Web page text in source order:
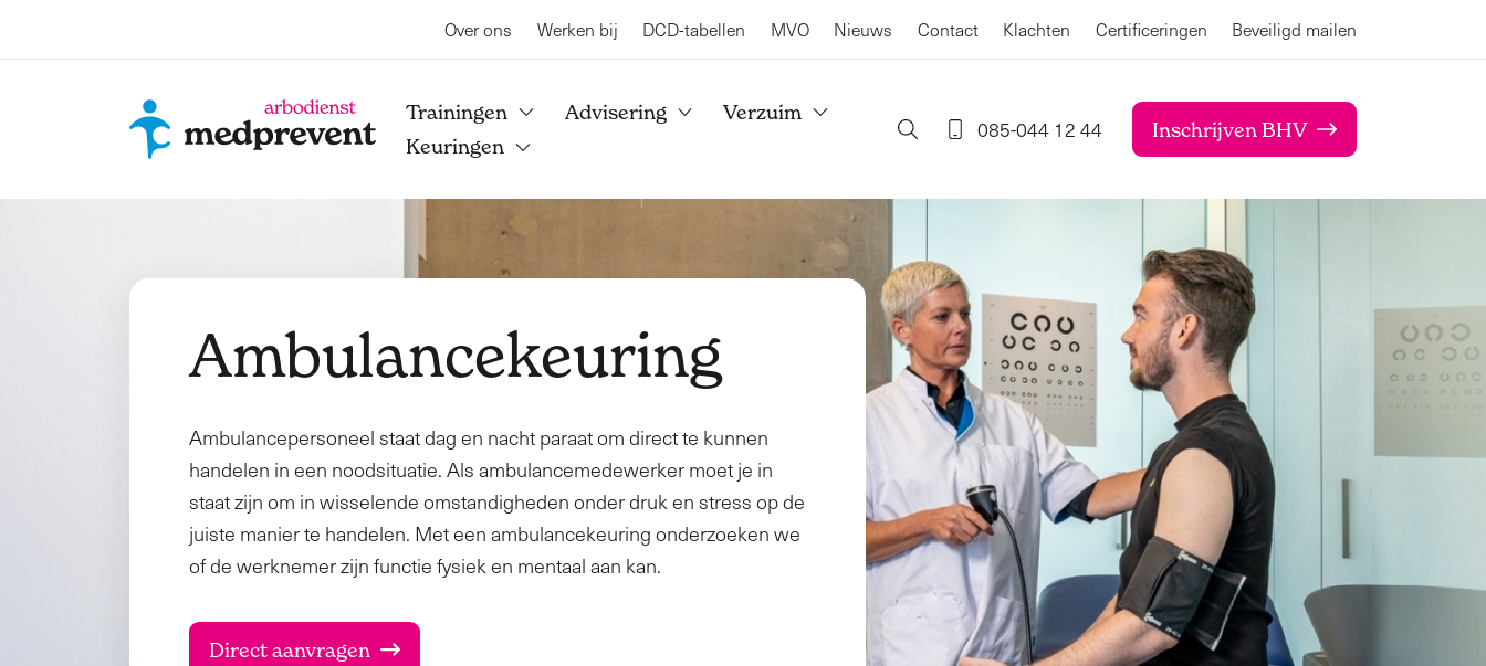
Over ons Werken bij DCD-tabellen MVO Nieuws Contact Klachten Certificeringen Beveiligd mailen
Trainingen Advisering
Verzuim
Keuringen
085-044 12 44 Inschrijven BHV
Ambulancekeuring
Ambulancepersoneel staat dag en nacht paraat om direct te kunnen
handelen in een noodsituatie. Als ambulancemedewerker moet je in
staat zijn om in wisselende omstandigheden onder druk en stress op de
juiste manier te handelen. Met een ambulancekeuring onderzoeken we
of de werknemer zijn functie fysiek en mentaal aan kan.
Direct aanvragen